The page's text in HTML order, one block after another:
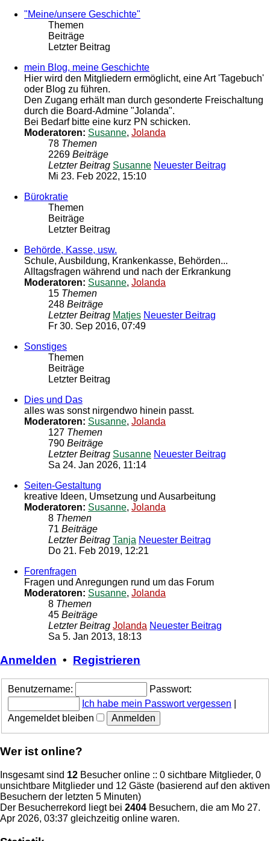
"Meine/unsere Geschichte"
Themen
Beiträge
Letzter Beitrag
mein Blog, meine Geschichte
Hier wird den Mitgliedern ermöglicht, eine Art 'Tagebuch'
oder Blog zu führen.
Den Zugang erhält man durch gesonderte Freischaltung
durch die Board-Admine "Jolanda".
Bei Bedarf bitte eine kurz PN schicken.
Moderatoren: Susanne, Jolanda
78 Themen
2269 Beiträge
Letzter Beitrag Susanne Neuester Beitrag
Mi 23. Feb 2022, 15:10
Bürokratie
Themen
Beiträge
Letzter Beitrag
Behörde, Kasse, usw.
Schule, Ausbildung, Krankenkasse, Behörden...
Alltagsfragen während und nach der Erkrankung
Moderatoren: Susanne, Jolanda
15 Themen
248 Beiträge
Letzter Beitrag Matjes Neuester Beitrag
Fr 30. Sep 2016, 07:49
Sonstiges
Themen
Beiträge
Letzter Beitrag
Dies und Das
alles was sonst nirgendwo hinein passt.
Moderatoren: Susanne, Jolanda
127 Themen
790 Beiträge
Letzter Beitrag Susanne Neuester Beitrag
Sa 24. Jan 2026, 11:14
Seiten-Gestaltung
kreative Ideen, Umsetzung und Ausarbeitung
Moderatoren: Susanne, Jolanda
8 Themen
71 Beiträge
Letzter Beitrag Tanja Neuester Beitrag
Do 21. Feb 2019, 12:21
Forenfragen
Fragen und Anregungen rund um das Forum
Moderatoren: Susanne, Jolanda
8 Themen
45 Beiträge
Letzter Beitrag Jolanda Neuester Beitrag
Sa 5. Jan 2013, 18:13
Anmelden • Registrieren
Benutzername:
Passwort:
Ich habe mein Passwort vergessen
Angemeldet bleiben
Wer ist online?
Insgesamt sind 12 Besucher online :: 0 sichtbare Mitglieder, 0
unsichtbare Mitglieder und 12 Gäste (basierend auf den aktiven
Besuchern der letzten 5 Minuten)
Der Besucherrekord liegt bei 2404 Besuchern, die am Mo 27.
Apr 2026, 03:37 gleichzeitig online waren.